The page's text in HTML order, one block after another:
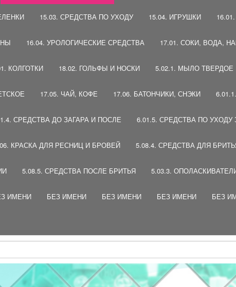
15.03. СРЕДСТВА ПО УХОДУ 15.04. ИГРУШКИ
16.04. УРОЛОГИЧЕСКИЕ СРЕДСТВА 17.01. СОКИ, ВОДА,
КОЛГОТКИ 18.02. ГОЛЬФЫ И НОСКИ 5.02.1. МЫЛО ТВЕРДОЕ
17.05. ЧАЙ, КОФЕ 17.06. БАТОНЧИКИ, СНЭКИ
СРЕДСТВА ДО ЗАГАРА И ПОСЛЕ 6.01.5. СРЕДСТВА ПО УХОДУ
КРАСКА ДЛЯ РЕСНИЦ И БРОВЕЙ 5.08.4. СРЕДСТВА ДЛЯ
5.08.5. СРЕДСТВА ПОСЛЕ БРИТЬЯ 5.03.3.
ИМЕНИ БЕЗ ИМЕНИ БЕЗ ИМЕНИ БЕЗ ИМЕНИ БЕЗ